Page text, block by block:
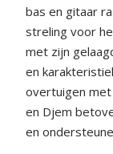
bas en gitaar
streling voor
met zijn
en
overtuigen
en Djem
en